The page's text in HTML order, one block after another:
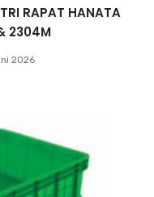
RAPAT HANATA
2304M
2026